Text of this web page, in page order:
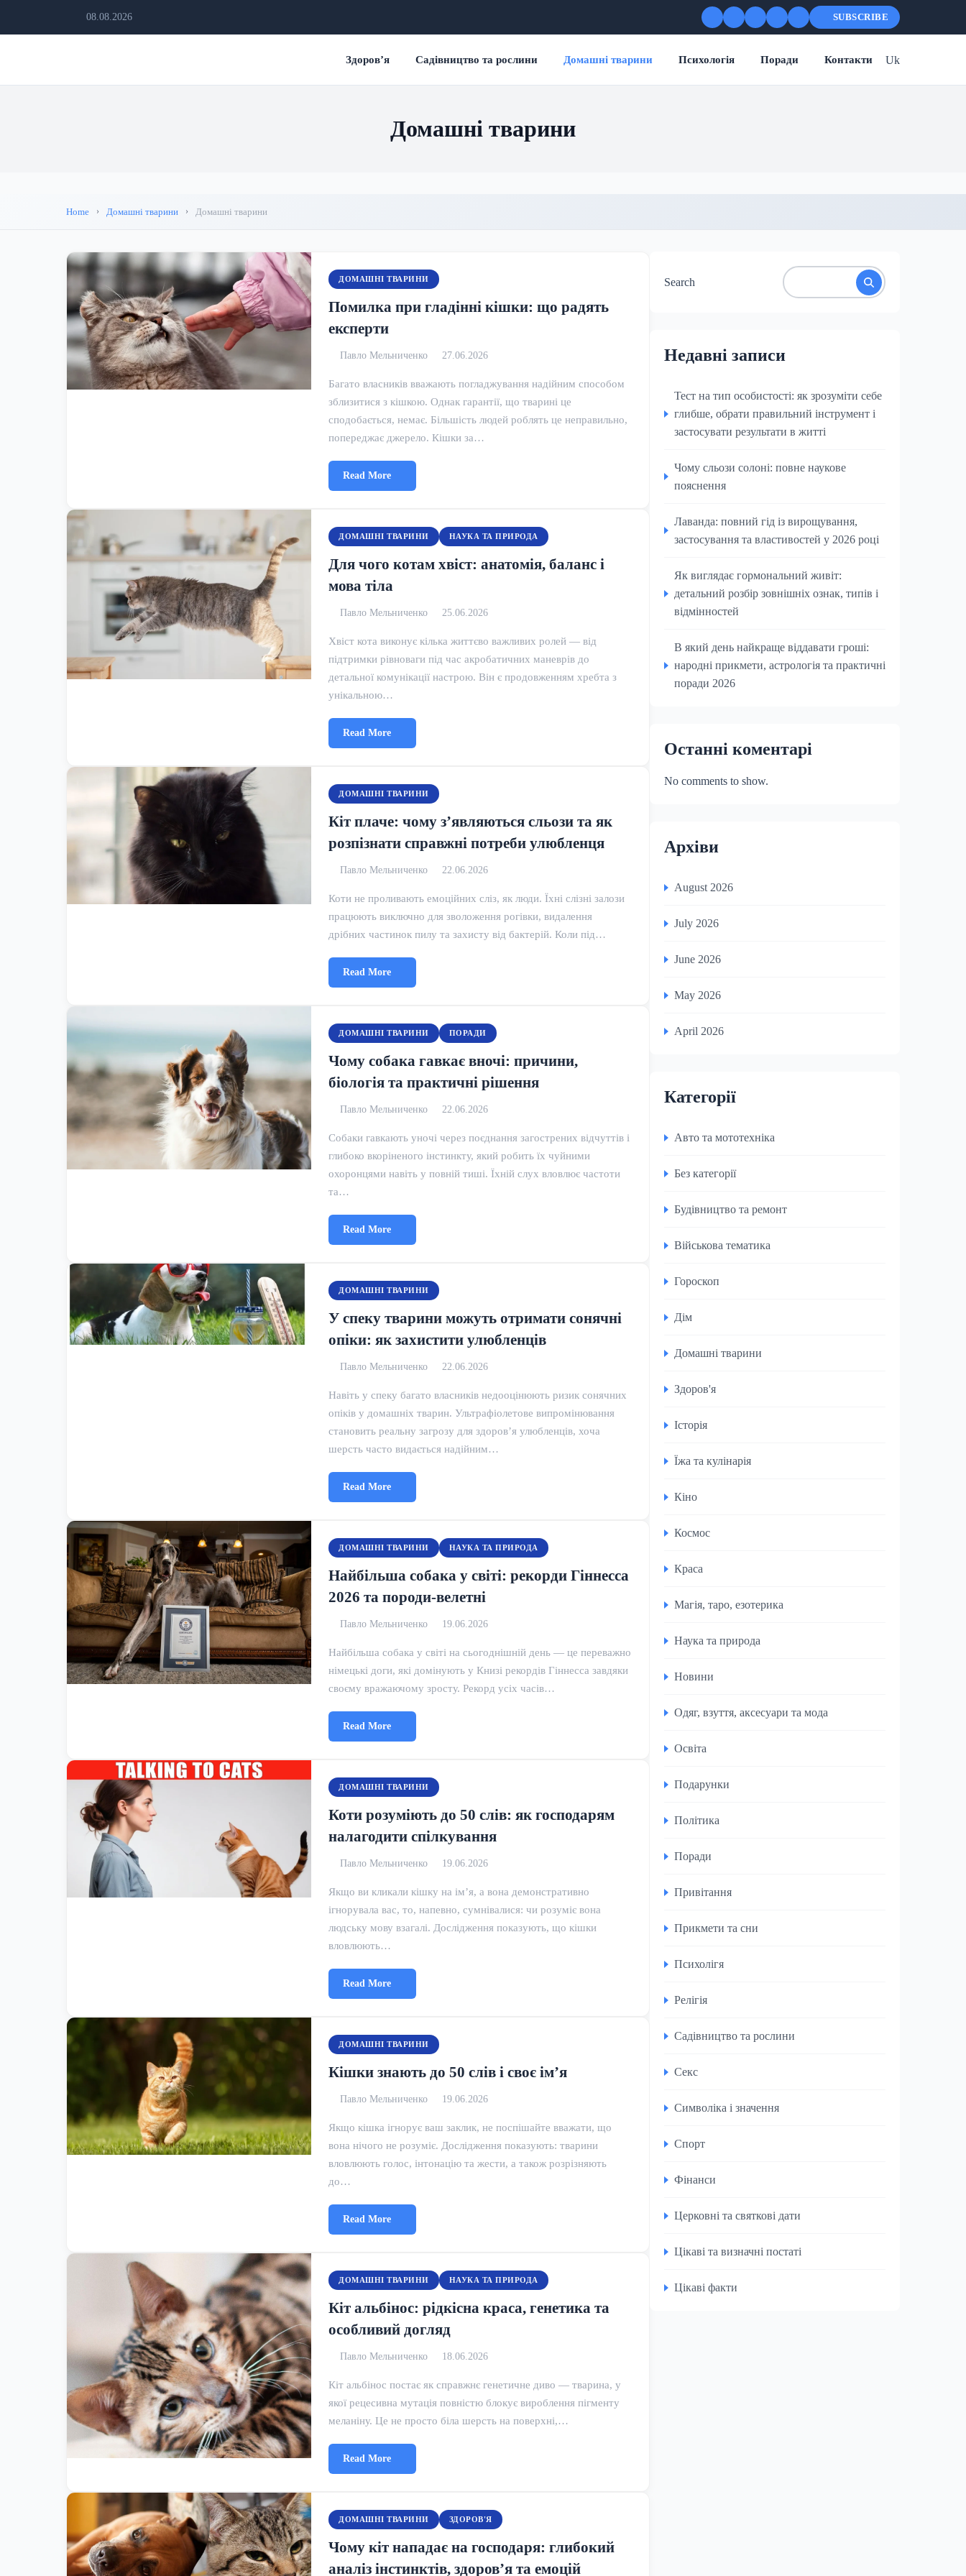
08.08.2026 SUBSCRIBE
Здоров’я Садівництво та рослини Домашні тварини Психологія Поради Контакти Uk
Домашні тварини
Home Домашні тварини Домашні тварини
ДОМАШНІ ТВАРИНИ
Помилка при гладінні кішки: що радять
експерти
Павло Мельниченко 27.06.2026
Багато власників вважають погладжування надійним способом
зблизитися з кішкою. Однак гарантії, що тварині це
сподобається, немає. Більшість людей роблять це неправильно,
попереджає джерело. Кішки за…
Read More
ДОМАШНІ ТВАРИНИ НАУКА ТА ПРИРОДА
Для чого котам хвіст: анатомія, баланс і
мова тіла
Павло Мельниченко 25.06.2026
Хвіст кота виконує кілька життєво важливих ролей — від
підтримки рівноваги під час акробатичних маневрів до
детальної комунікації настрою. Він є продовженням хребта з
унікальною…
Read More
ДОМАШНІ ТВАРИНИ
Кіт плаче: чому з’являються сльози та як
розпізнати справжні потреби улюбленця
Павло Мельниченко 22.06.2026
Коти не проливають емоційних сліз, як люди. Їхні слізні залози
працюють виключно для зволоження рогівки, видалення
дрібних частинок пилу та захисту від бактерій. Коли під…
Read More
ДОМАШНІ ТВАРИНИ ПОРАДИ
Чому собака гавкає вночі: причини,
біологія та практичні рішення
Павло Мельниченко 22.06.2026
Собаки гавкають уночі через поєднання загострених відчуттів і
глибоко вкоріненого інстинкту, який робить їх чуйними
охоронцями навіть у повній тиші. Їхній слух вловлює частоти
та…
Read More
ДОМАШНІ ТВАРИНИ
У спеку тварини можуть отримати сонячні
опіки: як захистити улюбленців
Павло Мельниченко 22.06.2026
Навіть у спеку багато власників недооцінюють ризик сонячних
опіків у домашніх тварин. Ультрафіолетове випромінювання
становить реальну загрозу для здоров’я улюбленців, хоча
шерсть часто видається надійним…
Read More
ДОМАШНІ ТВАРИНИ НАУКА ТА ПРИРОДА
Найбільша собака у світі: рекорди Гіннесса
2026 та породи-велетні
Павло Мельниченко 19.06.2026
Найбільша собака у світі на сьогоднішній день — це переважно
німецькі доги, які домінують у Книзі рекордів Гіннесса завдяки
своєму вражаючому зросту. Рекорд усіх часів…
Read More
ДОМАШНІ ТВАРИНИ
Коти розуміють до 50 слів: як господарям
налагодити спілкування
Павло Мельниченко 19.06.2026
Якщо ви кликали кішку на ім’я, а вона демонстративно
ігнорувала вас, то, напевно, сумнівалися: чи розуміє вона
людську мову взагалі. Дослідження показують, що кішки
вловлюють…
Read More
ДОМАШНІ ТВАРИНИ
Кішки знають до 50 слів і своє ім’я
Павло Мельниченко 19.06.2026
Якщо кішка ігнорує ваш заклик, не поспішайте вважати, що
вона нічого не розуміє. Дослідження показують: тварини
вловлюють голос, інтонацію та жести, а також розрізняють
до…
Read More
ДОМАШНІ ТВАРИНИ НАУКА ТА ПРИРОДА
Кіт альбінос: рідкісна краса, генетика та
особливий догляд
Павло Мельниченко 18.06.2026
Кіт альбінос постає як справжнє генетичне диво — тварина, у
якої рецесивна мутація повністю блокує вироблення пігменту
меланіну. Це не просто біла шерсть на поверхні,…
Read More
ДОМАШНІ ТВАРИНИ ЗДОРОВ'Я
Чому кіт нападає на господаря: глибокий
аналіз інстинктів, здоров’я та емоцій
Search
Недавні записи
Тест на тип особистості: як зрозуміти себе
глибше, обрати правильний інструмент і
застосувати результати в житті
Чому сльози солоні: повне наукове
пояснення
Лаванда: повний гід із вирощування,
застосування та властивостей у 2026 році
Як виглядає гормональний живіт:
детальний розбір зовнішніх ознак, типів і
відмінностей
В який день найкраще віддавати гроші:
народні прикмети, астрологія та практичні
поради 2026
Останні коментарі
No comments to show.
Архіви
August 2026
July 2026
June 2026
May 2026
April 2026
Категорії
Авто та мототехніка
Без категорії
Будівництво та ремонт
Військова тематика
Гороскоп
Дім
Домашні тварини
Здоров'я
Історія
Їжа та кулінарія
Кіно
Космос
Краса
Магія, таро, езотерика
Наука та природа
Новини
Одяг, взуття, аксесуари та мода
Освіта
Подарунки
Політика
Поради
Привітання
Прикмети та сни
Психолігя
Релігія
Садівництво та рослини
Секс
Символіка і значення
Спорт
Фінанси
Церковні та святкові дати
Цікаві та визначні постаті
Цікаві факти